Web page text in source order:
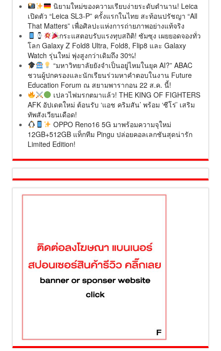
นิยามใหม่ของความเรียบง่ายระดับตำนาน! Leica
เปิดตัว “Leica SL3-P” ครั้งแรกในไทย สะท้อนปรัชญา “All
That Matters” เพื่อศิลปะแห่งการถ่ายภาพอย่างแท้จริง
กระแสตอบรับแรงทุบสถิติ! ซัมซุง เผยยอดจองทั่ว
โลก Galaxy Z Fold8 Ultra, Fold8, Flip8 และ Galaxy
Watch รุ่นใหม่ พุ่งสูงกว่าเดิมถึง 30%!
“มหาวิทยาลัยยังจำเป็นอยู่ไหมในยุค AI?” ABAC
ชวนผู้ปกครองและนักเรียนร่วมหาคำตอบในงาน Future
Education Forum ณ สยามพารากอน 22 ส.ค. นี้!
เปลวไฟมรกตมาแล้ว! THE KING OF FIGHTERS
AFK อัปเดตใหม่ ต้อนรับ ‘แอช คริมสัน’ พร้อม ‘ซีโร่’ เสริม
ทัพสังเวียนเดือด!
OPPO Reno16 5G มาพร้อมความจุใหม่
12GB+512GB แท็กทีม Pingu ปล่อยคอลเลกชันสุดน่ารัก
Limited Edition!